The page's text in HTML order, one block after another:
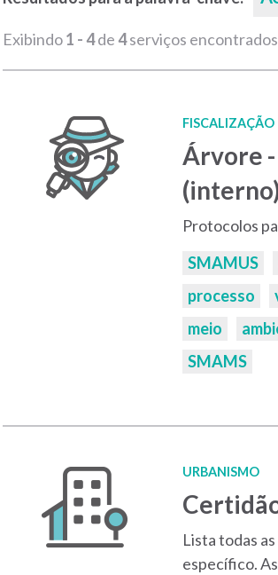
Exibindo1 - 4de4serviços
FISCALIZAÇÃO
Árvore
Protocolos
Palavras-
SMAMUS
processo
meio
SMAMS
URBANISMO
Lista todas
específico.